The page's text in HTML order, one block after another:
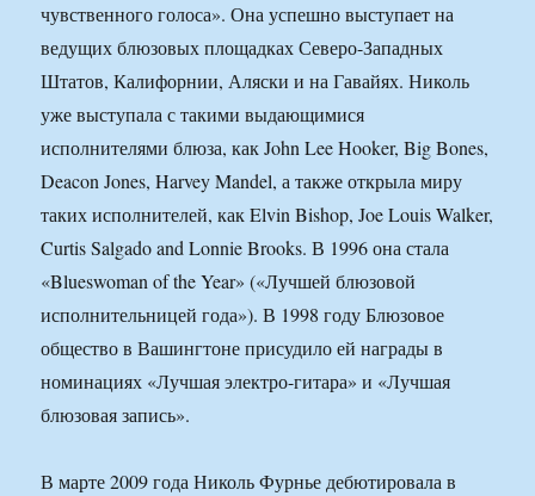
чувственного голоса». Она успешно выступает на
ведущих блюзовых площадках Северо-Западных
Штатов, Калифорнии, Аляски и на Гавайях. Николь
уже выступала с такими выдающимися
исполнителями блюза, как John Lee Hooker, Big Bones,
Deacon Jones, Harvey Mandel, а также открыла миру
таких исполнителей, как Elvin Bishop, Joe Louis Walker,
Curtis Salgado and Lonnie Brooks. В 1996 она стала
«Blueswoman of the Year» («Лучшей блюзовой
исполнительницей года»). В 1998 году Блюзовое
общество в Вашингтоне присудило ей награды в
номинациях «Лучшая электро-гитара» и «Лучшая
блюзовая запись».
В марте 2009 года Николь Фурнье дебютировала в